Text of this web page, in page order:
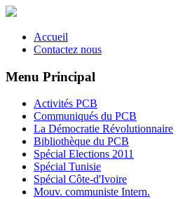
Accueil
Contactez nous
Menu Principal
Activités PCB
Communiqués du PCB
La Démocratie Révolutionnaire
Bibliothèque du PCB
Spécial Elections 2011
Spécial Tunisie
Spécial Côte-d'Ivoire
Mouv. communiste Intern.